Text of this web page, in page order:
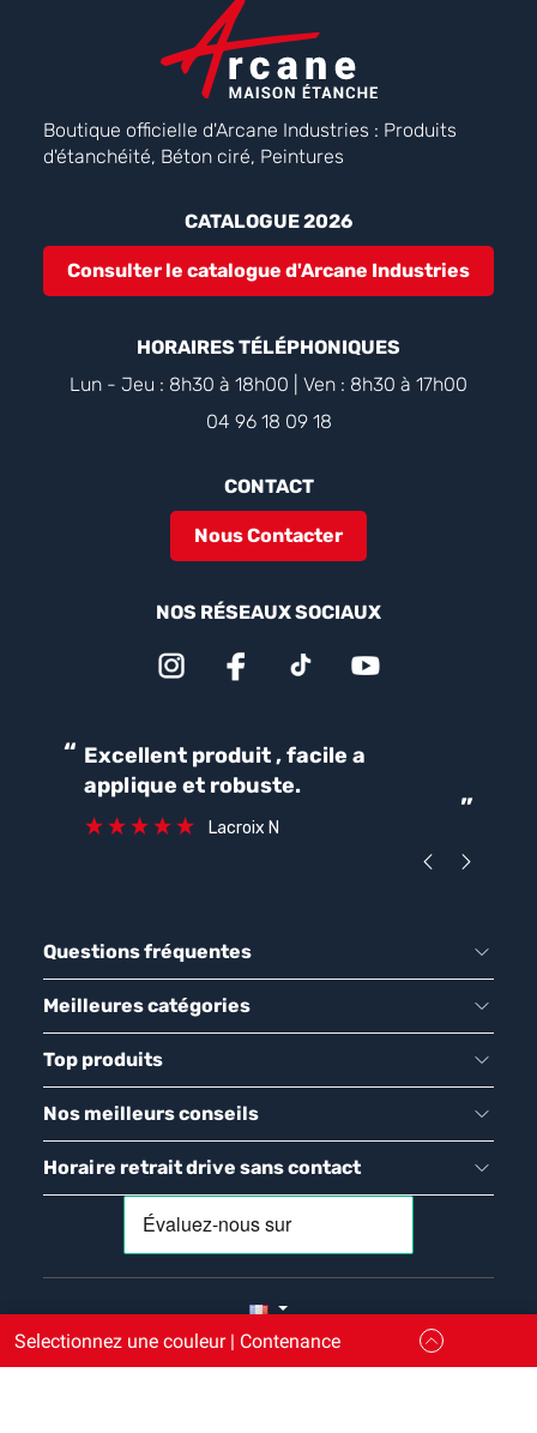
Boutique officielle d'Arcane Industries : Produits
d'étanchéité, Béton ciré, Peintures
CATALOGUE 2026
Consulter le catalogue d'Arcane Industries
HORAIRES TÉLÉPHONIQUES
Lun - Jeu : 8h30 à 18h00 | Ven : 8h30 à 17h00
04 96 18 09 18
CONTACT
Nous Contacter
NOS RÉSEAUX SOCIAUX
“
”
Excellent produit , facile a
applique et robuste.
Lacroix N
Questions fréquentes
Meilleures catégories
Top produits
Nos meilleurs conseils
Horaire retrait drive sans contact
Selectionnez une couleur | Contenance